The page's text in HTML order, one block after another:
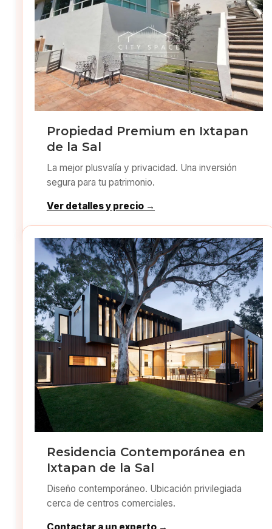
Propiedad Premium en Ixtapan
de la Sal
La mejor plusvalía y privacidad. Una inversión
segura para tu patrimonio.
Ver detalles y precio →
Residencia Contemporánea en
Ixtapan de la Sal
Diseño contemporáneo. Ubicación privilegiada
cerca de centros comerciales.